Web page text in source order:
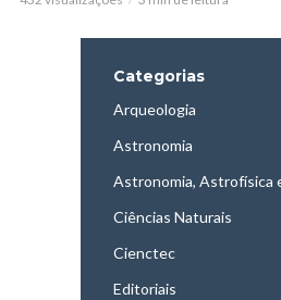
Categorias
Arqueologia
Astronomia
Astronomia, Astrofísica
Ciências Naturais
Cienctec
Editoriais